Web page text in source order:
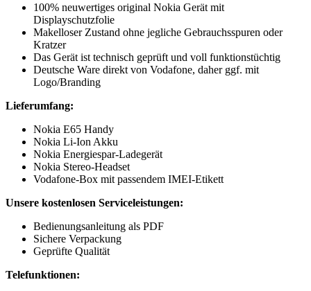
100% neuwertiges original Nokia Gerät mit
Displayschutzfolie
Makelloser Zustand ohne jegliche Gebrauchsspuren oder
Kratzer
Das Gerät ist technisch geprüft und voll funktionstüchtig
Deutsche Ware direkt von Vodafone, daher ggf. mit
Logo/Branding
Lieferumfang:
Nokia E65 Handy
Nokia Li-Ion Akku
Nokia Energiespar-Ladegerät
Nokia Stereo-Headset
Vodafone-Box mit passendem IMEI-Etikett
Unsere kostenlosen Serviceleistungen:
Bedienungsanleitung als PDF
Sichere Verpackung
Geprüfte Qualität
Telefunktionen: